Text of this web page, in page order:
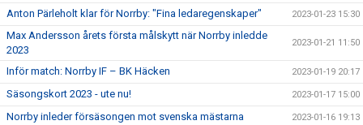
Anton Pärleholt klar för Norrby: "Fina ledaregenskaper" 2023-01-23 15:30
Max Andersson årets första målskytt när Norrby inledde
2023
2023-01-21 11:50
Inför match: Norrby IF – BK Häcken 2023-01-19 20:17
Säsongskort 2023 - ute nu! 2023-01-17 15:00
Norrby inleder försäsongen mot svenska mästarna 2023-01-16 19:13